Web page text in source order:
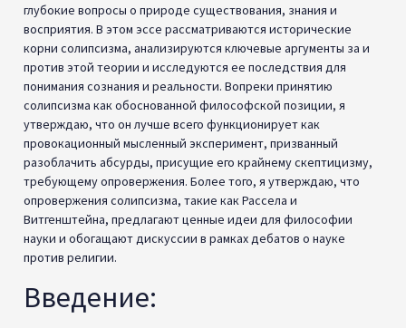
глубокие вопросы о природе существования, знания и
восприятия. В этом эссе рассматриваются исторические
корни солипсизма, анализируются ключевые аргументы за и
против этой теории и исследуются ее последствия для
понимания сознания и реальности. Вопреки принятию
солипсизма как обоснованной философской позиции, я
утверждаю, что он лучше всего функционирует как
провокационный мысленный эксперимент, призванный
разоблачить абсурды, присущие его крайнему скептицизму,
требующему опровержения. Более того, я утверждаю, что
опровержения солипсизма, такие как Рассела и
Витгенштейна, предлагают ценные идеи для философии
науки и обогащают дискуссии в рамках дебатов о науке
против религии.
Введение: